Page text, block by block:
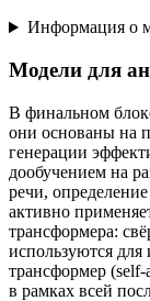
Информация о
Модели для
В финальном
они основаны на
генерации
дообучением на
речи,
активно
трансформера:
используются для
трансформер (self-
в рамках всей